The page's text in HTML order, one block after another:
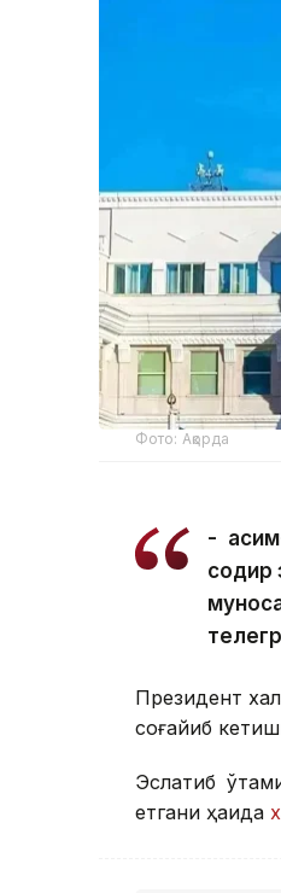
Фото: Ақорда
-
содир
Президент
соғайиб
Эслатиб
етгани ҳақида